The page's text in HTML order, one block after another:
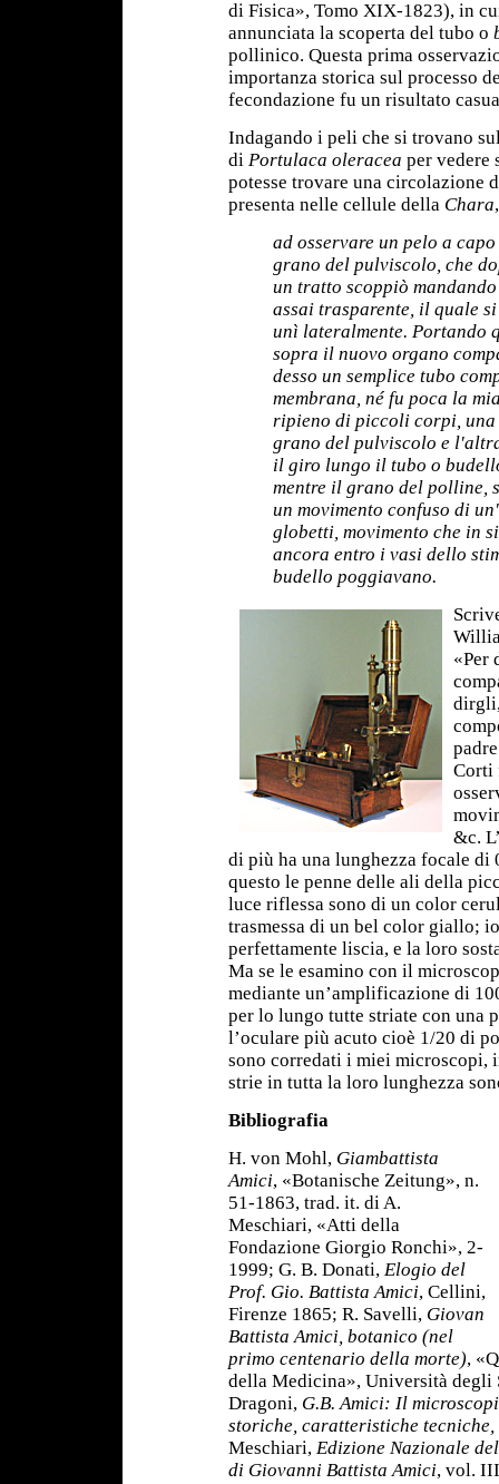
di Fisica», Tomo XIX-1823), in
annunciata la scoperta del tubo o
pollinico. Questa prima
importanza storica sul processo
fecondazione fu un risultato
Indagando i peli che si trovano
di Portulaca oleracea per vedere
potesse trovare una circolazione
presenta nelle cellule della Chara
ad osservare un pelo a
grano del pulviscolo, che
un tratto scoppiò
assai trasparente, il quale
unì lateralmente. Portando
sopra il nuovo organo
desso un semplice tubo
membrana, né fu poca la
ripieno di piccoli corpi,
grano del pulviscolo e
il giro lungo il tubo o
mentre il grano del polline,
un movimento confuso di
globetti, movimento che in
ancora entro i vasi dello
budello poggiavano.
«Per
Corti
&c.
di più ha una lunghezza focale di
questo le penne delle ali della
luce riflessa sono di un color
trasmessa di un bel color giallo;
perfettamente liscia, e la loro
Ma se le esamino con il
mediante un’amplificazione di
per lo lungo tutte striate con una
l’oculare più acuto cioè 1/20 di
sono corredati i miei microscopi,
strie in tutta la loro lunghezza
Bibliografia
H. von Mohl, Giambattista
Amici, «Botanische Zeitung», n.
51-1863, trad. it. di A.
Meschiari, «Atti della
Fondazione Giorgio Ronchi», 2-
1999; G. B. Donati, Elogio del
Prof. Gio. Battista Amici, Cellini,
Firenze 1865; R. Savelli, Giovan
Battista Amici, botanico (nel
primo centenario della morte),
della Medicina», Università degli
Dragoni, G.B. Amici: Il
storiche, caratteristiche tecniche,
Meschiari, Edizione Nazionale
di Giovanni Battista Amici, vol.